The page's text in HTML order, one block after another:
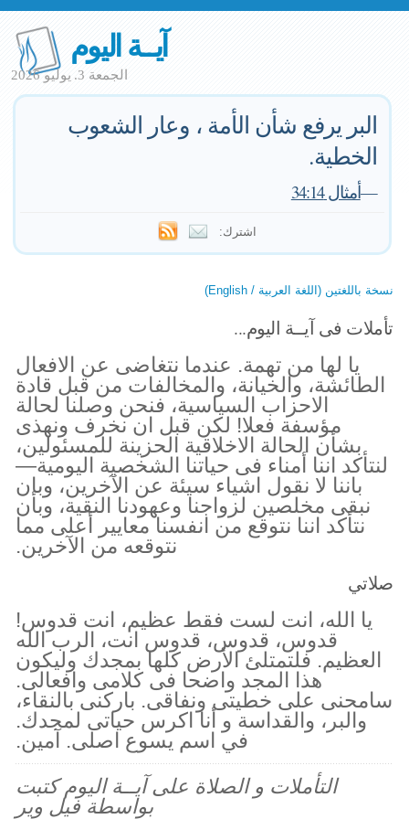
آيــة اليوم
الجمعة 3. يوليو 2026
البر يرفع شأن الأمة ، وعار الشعوب
الخطية.
—أمثال 34:14
اشترك:
نسخة باللغتين (اللغة العربية / English)
تأملات فى آيــة اليوم...
يا لها من تهمة. عندما نتغاضى عن الافعال
الطائشة، والخيانة، والمخالفات من قبل قادة
الاحزاب السياسية، فنحن وصلنا لحالة
مؤسفة فعلا! لكن قبل ان نخرف ونهذى
بشأن الحالة الاخلاقية الحزينة للمسئولين،
لنتأكد اننا أمناء فى حياتنا الشخصية اليومية—
باننا لا نقول اشياء سيئة عن الآخرين، وبان
نبقى مخلصين لزواجنا وعهودنا النقية، وبأن
نتأكد اننا نتوقع من انفسنا معايير أعلى مما
نتوقعه من الآخرين.
صلاتي
يا الله، انت لست فقط عظيم، انت قدوس!
قدوس، قدوس، قدوس انت، الرب الله
العظيم. فلتمتلئ الأرض كلها بمجدك وليكون
هذا المجد واضحا فى كلامى وافعالى.
سامحنى على خطيتى ونفاقى. باركنى بالنقاء،
والبر، والقداسة و أنا اكرس حياتى لمجدك.
في اسم يسوع اصلى. آمين.
التأملات و الصلاة على آيــة اليوم كتبت
بواسطة فيل وير